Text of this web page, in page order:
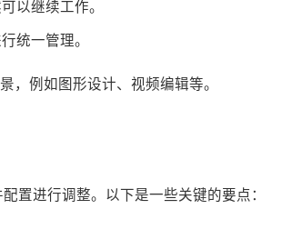
以继续工作。
统一管理。
，例如图形设计、视频编辑等。
置进行调整。以下是一些关键的要点：